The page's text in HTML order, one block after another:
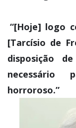
“[Hoje] logo
[Tarcísio de
disposição
necessário
horroroso.”